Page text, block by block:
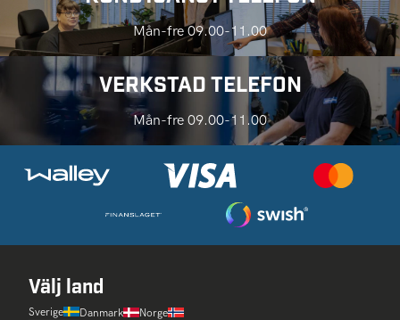
Mån-fre 09.00-11.00
VERKSTAD TELEFON
Mån-fre 09.00-11.00
Välj land
Sverige Danmark Norge